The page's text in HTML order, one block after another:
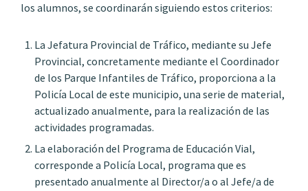
los alumnos, se coordinarán siguiendo estos criterios:
La Jefatura Provincial de Tráfico, mediante su Jefe
Provincial, concretamente mediante el Coordinador
de los Parque Infantiles de Tráfico, proporciona a la
Policía Local de este municipio, una serie de material,
actualizado anualmente, para la realización de las
actividades programadas.
La elaboración del Programa de Educación Vial,
corresponde a Policía Local, programa que es
presentado anualmente al Director/a o al Jefe/a de